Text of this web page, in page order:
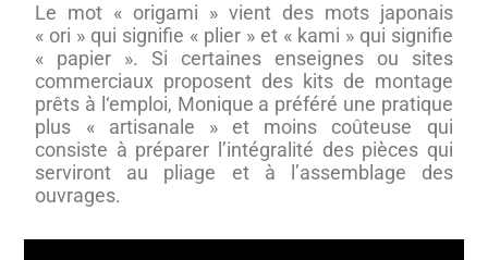
Le mot « origami » vient des mots japonais
« ori » qui signifie « plier » et « kami » qui signifie
« papier ». Si certaines enseignes ou sites
commerciaux proposent des kits de montage
prêts à l‘emploi, Monique a préféré une pratique
plus « artisanale » et moins coûteuse qui
consiste à préparer l’intégralité des pièces qui
serviront au pliage et à l’assemblage des
ouvrages.